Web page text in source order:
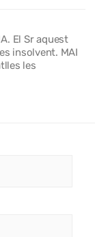
El Sr aquest
insolvent. MAI
les